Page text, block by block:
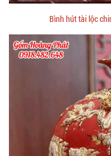
Bình hút tài lộc